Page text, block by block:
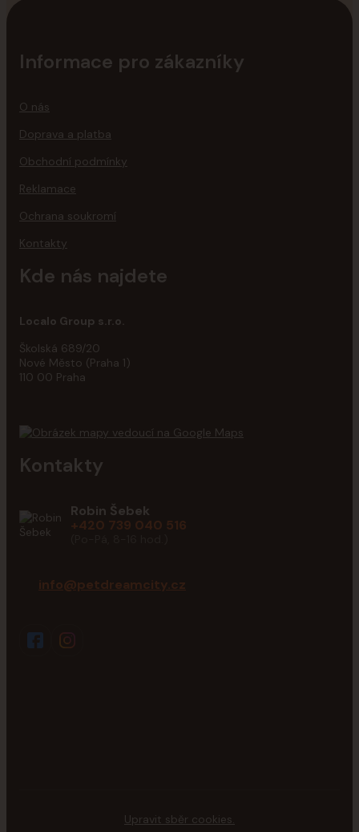
Informace pro zákazníky
O nás
Doprava a platba
Obchodní podmínky
Reklamace
Ochrana soukromí
Kontakty
Kde nás najdete
Localo Group s.r.o.
Školská 689/20
Nové Město (Praha 1)
110 00 Praha
Kontakty
Robin Šebek
+420 739 040 516
info@petdreamcity.cz
Upravit sběr cookies.